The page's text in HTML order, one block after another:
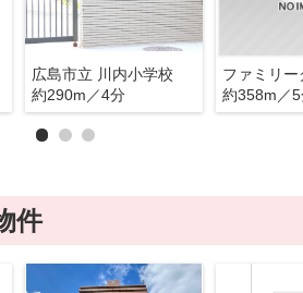
広島市立 川内小学校
約290m／4分
約358m／
件